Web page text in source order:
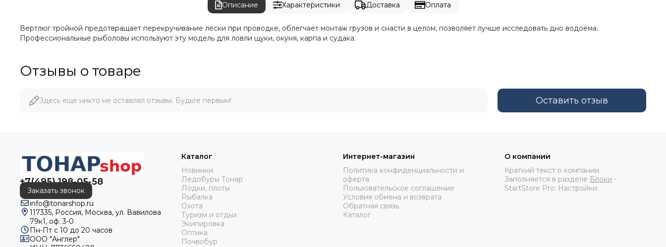
Описание Характеристики Доставка Оплата
Вертлюг тройной предотвращает перекручивание лески при проводке, облегчает монтаж грузов и снасти в целом, позволяет лучше исследовать дно водоёма.
Профессиональные рыболовы используют эту модель для ловли щуки, окуня, карпа и судака.
Отзывы о товаре
Здесь еще никто не оставлял отзывы. Будьте первым! Оставить отзыв
+7(495) 198-05-58
Заказать звонок
info@tonarshop.ru
117335, Россия, Москва, ул. Вавилова
79к1, оф. 3-0
Пн-Пт с 10 до 20 часов
ООО "Англер"
Каталог
Новинки
Ледобуры Тонар
Лодки, плоты
Рыбалка
Охота
Туризм и отдых
Экипировка
Оптика
Почвобур
Интернет-магазин
Политика конфиденциальности и
оферта
Пользовательское соглашение
Условия обмена и возврата
Обратная связь
Каталог
О компании
Краткий текст о компании.
Заполняется в разделе Блоки -
StartStore Pro: Настройки.